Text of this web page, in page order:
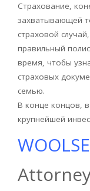
Страхование,
захватывающей
страховой
правильный
время, чтобы
страховых
семью.
В конце концов,
крупнейшей